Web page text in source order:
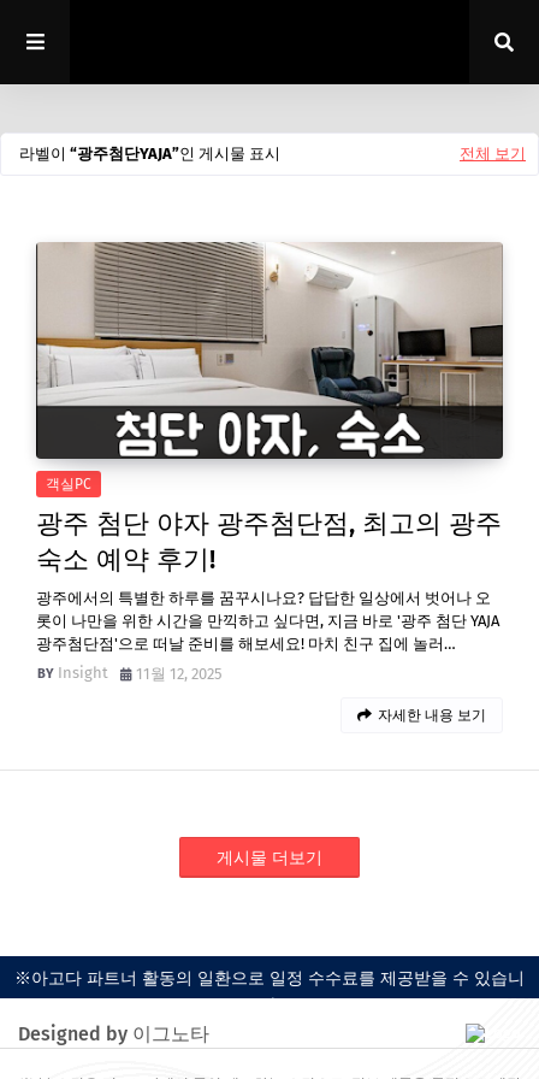
라벨이 광주첨단YAJA 인 게시물 표시 전체 보기
객실PC
광주 첨단 야자 광주첨단점, 최고의 광주
숙소 예약 후기!
광주에서의 특별한 하루를 꿈꾸시나요? 답답한 일상에서 벗어나 오
롯이 나만을 위한 시간을 만끽하고 싶다면, 지금 바로 '광주 첨단 YAJA
광주첨단점'으로 떠날 준비를 해보세요! 마치 친구 집에 놀러…
Insight
11월 12, 2025
자세한 내용 보기
게시물 더보기
※아고다 파트너 활동의 일환으로 일정 수수료를 제공받을 수 있습니
다.
Designed by 이그노타